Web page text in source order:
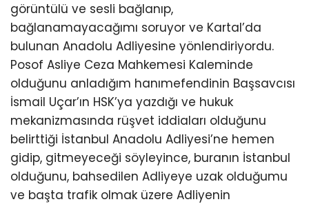
görüntülü ve sesli bağlanıp,
bağlanamayacağımı soruyor ve Kartal’da
bulunan Anadolu Adliyesine yönlendiriyordu.
Posof Asliye Ceza Mahkemesi Kaleminde
olduğunu anladığım hanımefendinin Başsavcısı
İsmail Uçar’ın HSK’ya yazdığı ve hukuk
mekanizmasında rüşvet iddiaları olduğunu
belirttiği İstanbul Anadolu Adliyesi’ne hemen
gidip, gitmeyeceği söyleyince, buranın İstanbul
olduğunu, bahsedilen Adliyeye uzak olduğumu
ve başta trafik olmak üzere Adliyenin